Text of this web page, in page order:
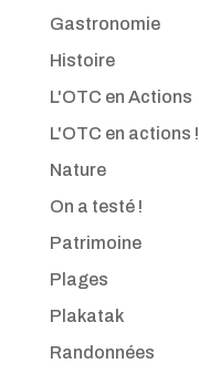
Gastronomie
Histoire
L'OTC en Actions
L'OTC en actions !
Nature
On a testé !
Patrimoine
Plages
Plakatak
Randonnées